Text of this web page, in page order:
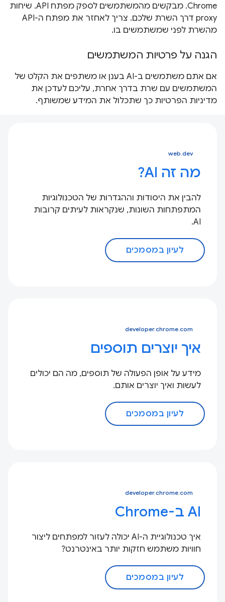
Chrome. מבקשים מהמשתמשים לספק מפתח API. שיחות
proxy דרך השרת שלכם. צריך לאחזר את מפתח ה-API
מהשרת לפני שמשתמשים בו.
הגנה על פרטיות המשתמשים
אם אתם משתמשים ב-AI בענן או משתפים את הקלט של
המשתמשים עם שרת בדרך אחרת, עליכם לעדכן את
מדיניות הפרטיות כך שתכלול את המידע שמשותף.
web.dev
מה זה AI?
להבין את היסודות וההגדרות של הטכנולוגיות
המתפתחות השונות, שנקראות לעיתים קרובות
AI.
לעיון במסמכים
developer.chrome.com
איך יוצרים תוספים
מידע על אופן הפעולה של תוספים, מה הם יכולים
לעשות ואיך יוצרים אותם.
לעיון במסמכים
developer.chrome.com
AI ב-Chrome
איך טכנולוגיית ה-AI יכולה לעזור למפתחים ליצור
חוויות משתמש חזקות יותר באינטרנט?
לעיון במסמכים